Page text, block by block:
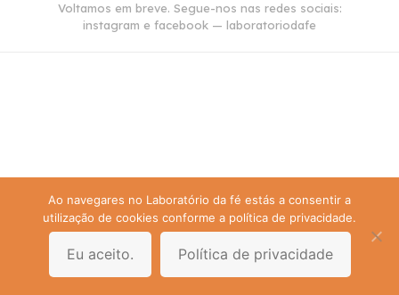
Voltamos em breve. Segue-nos nas redes sociais:
instagram e facebook — laboratoriodafe
Ao navegares no Laboratório da fé estás a consentir a
utilização de cookies conforme a política de privacidade.
Eu aceito. Política de privacidade